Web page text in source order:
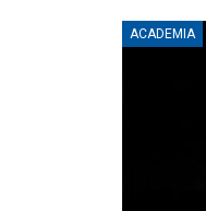
ACADEMIA